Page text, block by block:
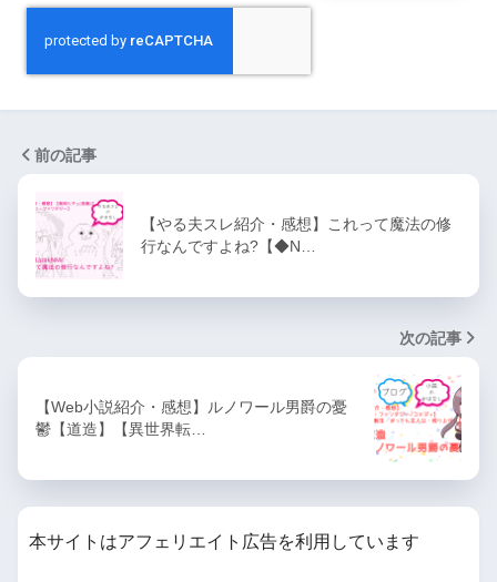
前の記事
【やる夫スレ紹介・感想】これって魔法の修
行なんですよね?【◆N…
次の記事
【Web小説紹介・感想】ルノワール男爵の憂
鬱【道造】【異世界転…
本サイトはアフェリエイト広告を利用しています